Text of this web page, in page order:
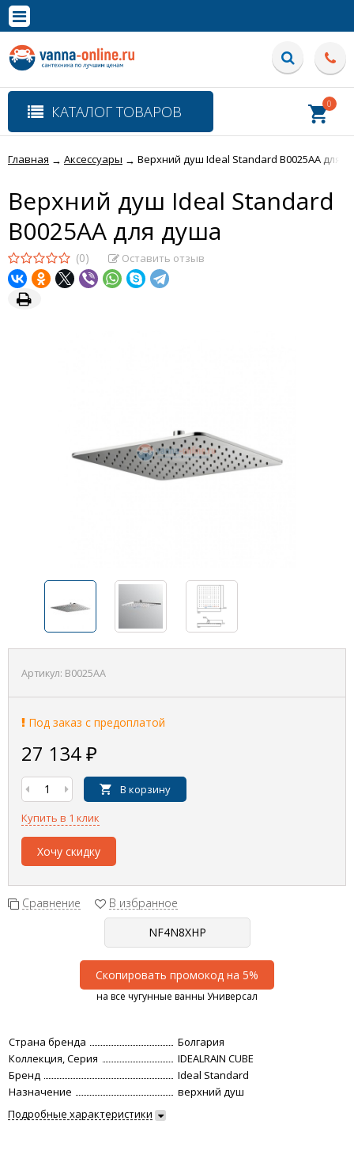
Полная версия сайта
КАТАЛОГ ТОВАРОВ 0
Главная → Аксессуары → Верхний душ Ideal Standard B0025AA для
Верхний душ Ideal Standard
B0025AA для душа
(0) Оставить отзыв
Артикул: B0025AA
Под заказ с предоплатой
27 134₽
В корзину
Купить в 1 клик
Хочу скидку
Сравнение В избранное
Скопировать промокод на 5%
на все чугунные ванны Универсал
Страна бренда
Болгария
Коллекция, Серия
IDEALRAIN CUBE
Бренд
Ideal Standard
Назначение
верхний душ
Подробные характеристики